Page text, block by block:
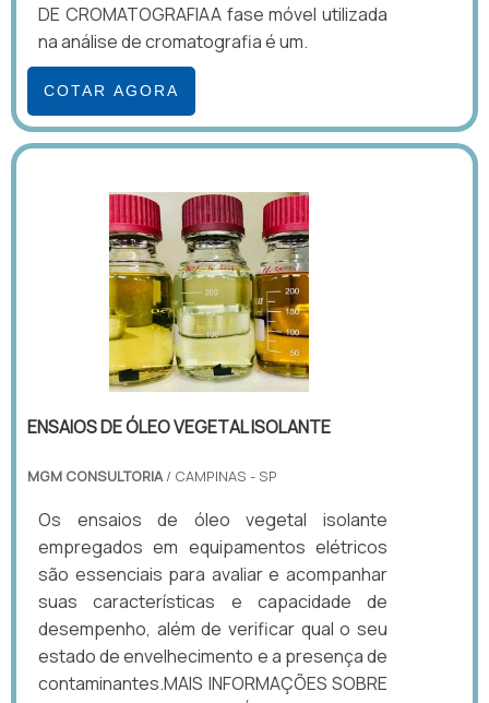
DE CROMATOGRAFIAA fase móvel utilizada
na análise de cromatografia é um.
COTAR AGORA
ENSAIOS DE ÓLEO VEGETAL ISOLANTE
MGM CONSULTORIA/ CAMPINAS - SP
Os ensaios de óleo vegetal isolante
empregados em equipamentos elétricos
são essenciais para avaliar e acompanhar
suas características e capacidade de
desempenho, além de verificar qual o seu
estado de envelhecimento e a presença de
contaminantes.MAIS INFORMAÇÕES SOBRE